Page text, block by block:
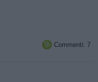
 Commenti: 7